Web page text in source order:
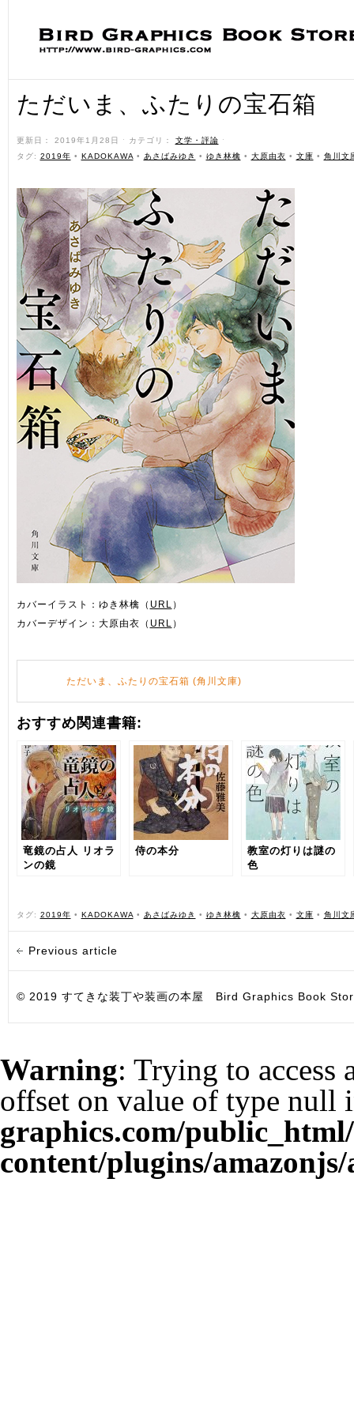
ただいま、ふたりの宝石箱
更新日： 2019年1月28日 ˑ カテゴリ： 文学・評論 ˑ
タグ: 2019年 • KADOKAWA • あさばみゆき • ゆき林檎 • 大原由衣 • 文庫 • 角川文
カバーイラスト：ゆき林檎（ URL ）
カバーデザイン：大原由衣（ URL ）
ただいま、ふたりの宝石箱 (角川文庫)
おすすめ関連書籍:
竜鏡の占人 リオラ
ンの鏡
侍の本分
教室の灯りは謎の
色
タグ: 2019年 • KADOKAWA • あさばみゆき • ゆき林檎 • 大原由衣 • 文庫 • 角川文
Previous article
© 2019 すてきな装丁や装画の本屋 Bird Graphics Book
Warning: Trying to access
offset on value of type null
graphics.com/
content/plugins/